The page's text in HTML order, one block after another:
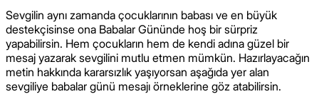
Sevgilin aynı zamanda çocuklarının babası ve en büyük
destekçisinse ona Babalar Gününde hoş bir sürpriz
yapabilirsin. Hem çocukların hem de kendi adına güzel bir
mesaj yazarak sevgilini mutlu etmen mümkün. Hazırlayacağın
metin hakkında kararsızlık yaşıyorsan aşağıda yer alan
sevgiliye babalar günü mesajı örneklerine göz atabilirsin.